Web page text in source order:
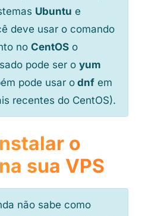
Ubuntu e
deve usar o comando
no CentOS o
pode ser o yum
pode usar o dnf em
recentes do CentOS).
o
sua VPS
não sabe como